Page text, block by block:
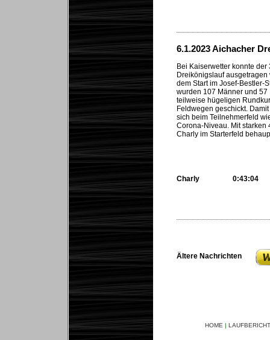
6.1.2023 Aichacher
Bei Kaiserwetter konnte der
Dreikönigslauf ausgetragen
dem Start im Josef-Bestler-
wurden 107 Männer und 57
teilweise hügeligen
Feldwegen geschickt.
sich beim Teilnehmerfeld
Corona-Niveau. Mit starken
Charly im Starterfeld
Charly 0:43:04
Ältere Nachrichten
HOME |